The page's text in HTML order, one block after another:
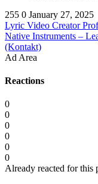
255 0 January 27, 2025
Lyric Video Creator
Native Instruments –
(Kontakt)
Ad Area
Reactions
0
0
0
0
0
0
Already reacted for this